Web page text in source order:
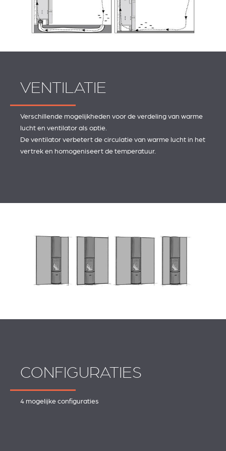
VENTILATIE
Verschillende mogelijkheden voor de verdeling van warme
lucht en ventilator als optie.
De ventilator verbetert de circulatie van warme lucht in het
vertrek en homogeniseert de temperatuur.
CONFIGURATIES
4 mogelijke configuraties